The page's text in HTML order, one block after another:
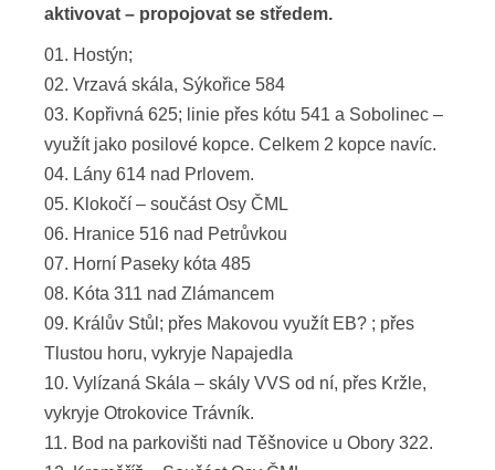
aktivovat – propojovat se středem.
01. Hostýn;
02. Vrzavá skála, Sýkořice 584
03. Kopřivná 625; linie přes kótu 541 a Sobolinec –
využít jako posilové kopce. Celkem 2 kopce navíc.
04. Lány 614 nad Prlovem.
05. Klokočí – součást Osy ČML
06. Hranice 516 nad Petrůvkou
07. Horní Paseky kóta 485
08. Kóta 311 nad Zlámancem
09. Králův Stůl; přes Makovou využít EB? ; přes
Tlustou horu, vykryje Napajedla
10. Vylízaná Skála – skály VVS od ní, přes Kržle,
vykryje Otrokovice Trávník.
11. Bod na parkovišti nad Těšnovice u Obory 322.